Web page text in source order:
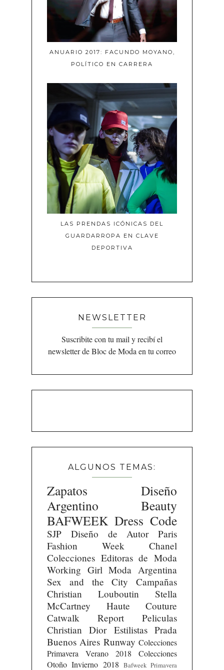
ANUARIO 2017: FACUNDO MOYANO,
POLÍTICO EN CARRERA
LAS PRENDAS ICÓNICAS DEL
GUARDARROPA EN CLAVE
DEPORTIVA
NEWSLETTER
Suscribite con tu mail y recibí el
newsletter de Bloc de Moda en tu correo
ALGUNOS TEMAS:
Zapatos
Diseño
Argentino
Beauty
BAFWEEK Dress Code
SJP Diseño de Autor
Paris
Fashion Week
Chanel
Colecciones Editoras de Moda
Working Girl Moda Argentina
Sex and the City
Campañas
Christian Louboutin
Stella
McCartney
Haute Couture
Catwalk Report
Peliculas
Christian Dior Estilistas Prada
Buenos Aires Runway Colecciones
Primavera Verano 2018
Colecciones
Otoño Invierno 2018 Bafweek Primavera